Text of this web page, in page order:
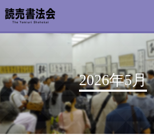
2026年5月
お知らせ
読売書法会について
読売書法展